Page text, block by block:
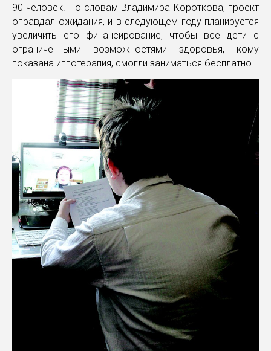
90 человек. По словам Владимира Короткова, проект
оправдал ожидания, и в следующем году планируется
увеличить его финансирование, чтобы все дети с
ограниченными возможностями здоровья, кому
показана иппотерапия, смогли заниматься бесплатно.